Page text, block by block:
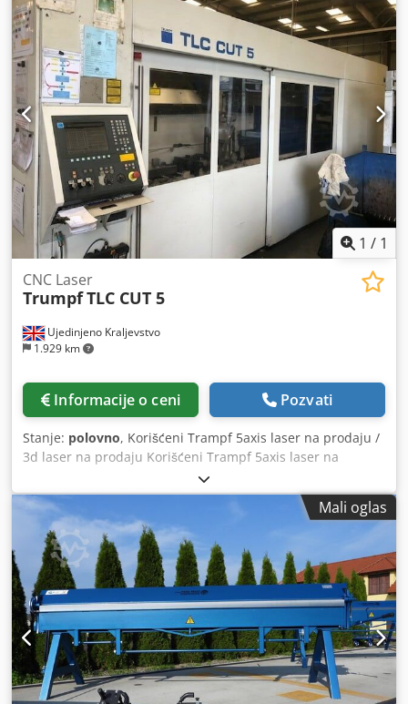
1 / 1
Ujedinjeno Kraljevstvo
1.929 km
CNC Laser
TrumpfTLC CUT 5
Informacije o ceni Pozvati
Stanje: polovno, Korišćeni Trampf 5axis laser na prodaju /
3d laser na prodaju Korišćeni Trampf 5axis laser na
prodaju / 3d laser na prodaju Trampov TLC rez 5 Godina
2006 Tramp u Velikoj Britaniji dva puta godišnje servisiran
Poslednji servis januar 2019. Dodpfx Aofuah Nscfjwa
Ugrađena nova vakuum pumpa – 28.5.2019. Sati: Zrak na:
14,922 sata Laser na: 59,480 sati 3.2kw Potpuno usluћio.
Редакција не за ставове читалаца изн Isporuka i instalacija
se mogu organizovati.
Mali oglas